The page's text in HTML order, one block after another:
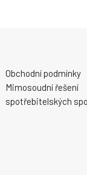
Obchodní podmínky
Mimosoudní řešení
spotřebitelských